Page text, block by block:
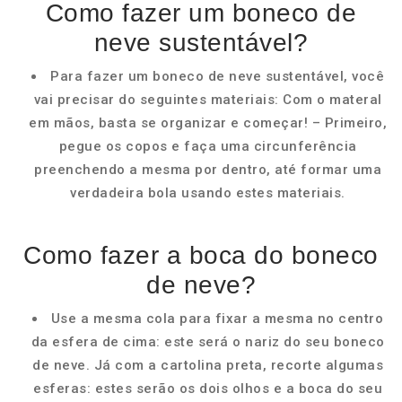
Como fazer um boneco de
neve sustentável?
Para fazer um boneco de neve sustentável, você
vai precisar do seguintes materiais: Com o materal
em mãos, basta se organizar e começar! – Primeiro,
pegue os copos e faça uma circunferência
preenchendo a mesma por dentro, até formar uma
verdadeira bola usando estes materiais.
Como fazer a boca do boneco
de neve?
Use a mesma cola para fixar a mesma no centro
da esfera de cima: este será o nariz do seu boneco
de neve. Já com a cartolina preta, recorte algumas
esferas: estes serão os dois olhos e a boca do seu